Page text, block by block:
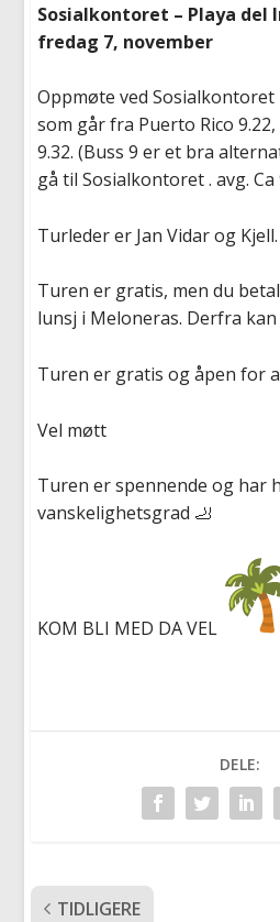
Sosialkontoret – Playa del
fredag 7, november
Oppmøte ved Sosialkontoret
som går fra Puerto Rico
9.32. (Buss 9 er et bra
gå til Sosialkontoret . avg. Ca
Turleder er Jan Vidar og Kjell.
Turen er gratis, men du
lunsj i Meloneras. Derfra
Turen er gratis og åpen for
Vel møtt
Turen er spennende og har
vanskelighetsgrad 🦶
KOM BLI MED DA VEL
DELE:
TIDLIGERE